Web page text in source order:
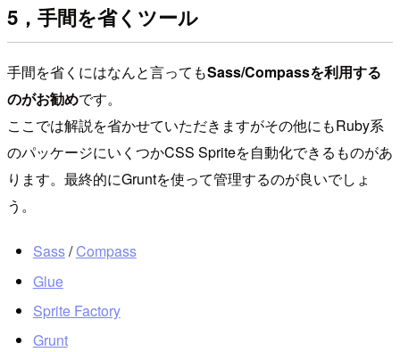
5，手間を省くツール
手間を省くにはなんと言ってもSass/Compassを利用する
のがお勧めです。
ここでは解説を省かせていただきますがその他にもRuby系
のパッケージにいくつかCSS Spriteを自動化できるものがあ
ります。最終的にGruntを使って管理するのが良いでしょ
う。
Sass/Compass
Glue
Sprite Factory
Grunt